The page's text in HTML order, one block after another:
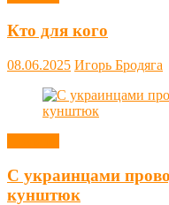
Кто для кого
08.06.2025 Игорь Бродяга
С украинцами
кунштюк